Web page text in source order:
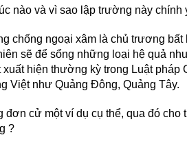
nào và vì sao lập trường này chính
chống ngoại xâm là chủ trương
sẽ để sổng những loại hệ quả
xuất hiện thường kỳ trong Luật
Việt như Quảng Đông, Quảng Tây.
đơn cử một ví dụ cụ thể, qua đó
?